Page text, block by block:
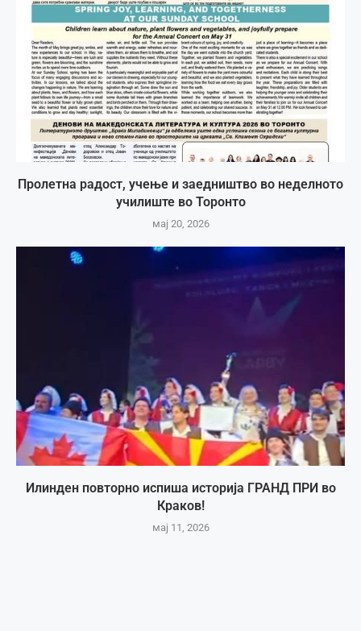
Пролетна радост, учење и заедништво во неделното
училиште во Торонто
мај 20, 2026
Илинден повторно испиша историја ГРАНД ПРИ во
Краков!
мај 11, 2026